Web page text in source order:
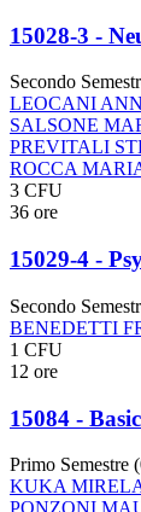
15028-3 -
Secondo
LEOCANI
SALSONE
PREVITALI
ROCCA
3 CFU
36 ore
15029-4 -
Secondo
BENEDETTI
1 CFU
12 ore
15084 -
Primo Semestre
KUKA